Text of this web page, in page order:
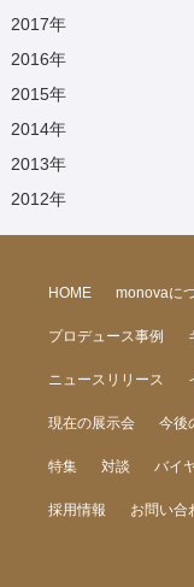
2017年
2016年
2015年
2014年
2013年
2012年
HOME monovaに
プロデュース事例
ニュースリリース
現在の展示会 今後
特集 対談 バイ
採用情報 お問い合